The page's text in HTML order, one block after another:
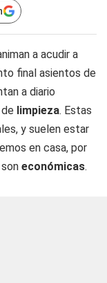
a acudir a
final asientos de
a diario
limpieza. Estas
y suelen estar
en casa, por
económicas.